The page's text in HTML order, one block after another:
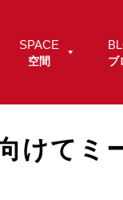
SPACE
空間 ブ
けてミ